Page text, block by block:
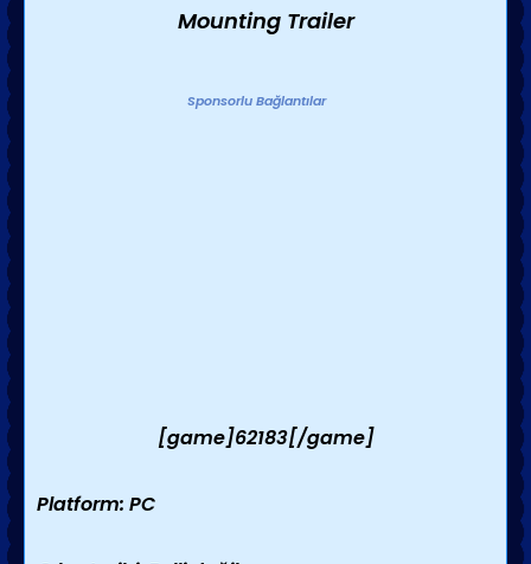
Mounting Trailer
Sponsorlu Bağlantılar
[game]62183[/game]
Platform: PC